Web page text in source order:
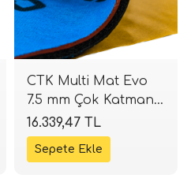
CTK Multi Mat Evo
7.5 mm Çok Katmanlı
İzolasyon | 8 Adet
(1.48 m²) | SPLHIFI
16.339,47 TL